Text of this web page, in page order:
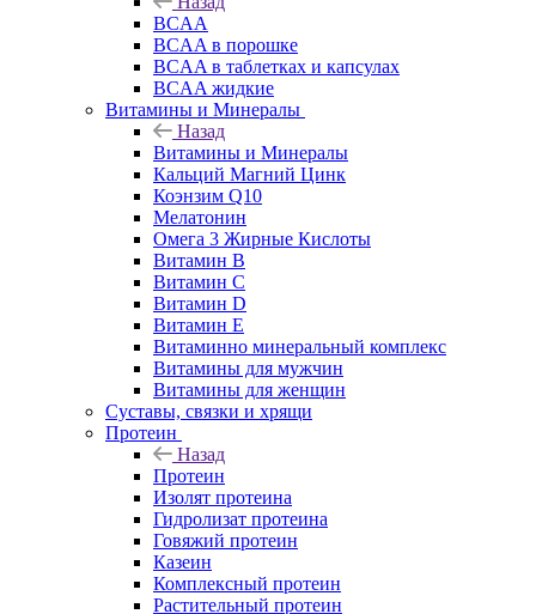
BCAA
BCAA в порошке
BCAA в таблетках и капсулах
BCAA жидкие
Витамины и Минералы
Назад
Витамины и Минералы
Кальций Магний Цинк
Коэнзим Q10
Мелатонин
Омега 3 Жирные Кислоты
Витамин B
Витамин C
Витамин D
Витамин E
Витаминно минеральный комплекс
Витамины для мужчин
Витамины для женщин
Суставы, связки и хрящи
Протеин
Назад
Протеин
Изолят протеина
Гидролизат протеина
Говяжий протеин
Казеин
Комплексный протеин
Растительный протеин